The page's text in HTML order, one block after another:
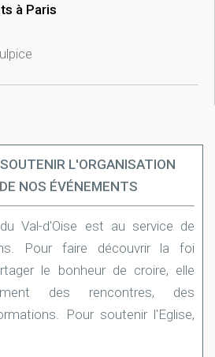
à Paris
L'ORGANISATION
DE NOS ÉVÉNEMENTS
Val-d'Oise est au service de
Pour faire découvrir la foi
le bonheur de croire, elle
des rencontres, des
Pour soutenir l'Eglise,